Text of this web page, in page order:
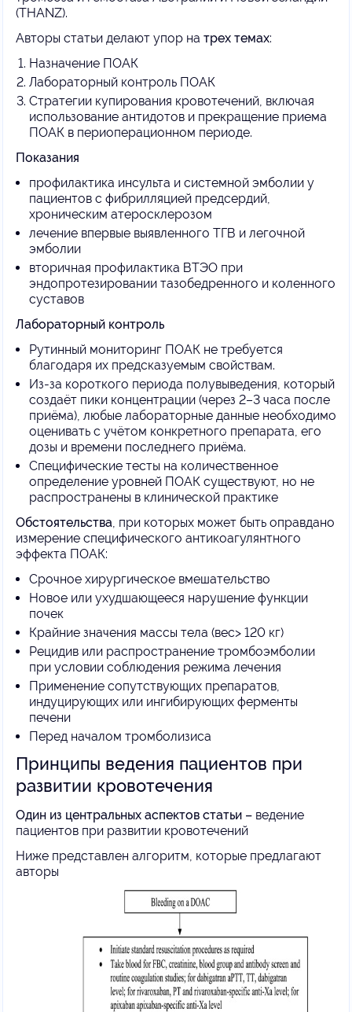
(THANZ).
Авторы статьи делают упор на трех темах:
Назначение ПОАК
Лабораторный контроль ПОАК
Стратегии купирования кровотечений, включая
использование антидотов и прекращение приема
ПОАК в периоперационном периоде.
Показания
профилактика инсульта и системной эмболии у
пациентов с фибрилляцией предсердий,
хроническим атеросклерозом
лечение впервые выявленного ТГВ и легочной
эмболии
вторичная профилактика ВТЭО при
эндопротезировании тазобедренного и коленного
суставов
Лабораторный контроль
Рутинный мониторинг ПОАК не требуется
благодаря их предсказуемым свойствам.
Из-за короткого периода полувыведения, который
создаёт пики концентрации (через 2–3 часа после
приёма), любые лабораторные данные необходимо
оценивать с учётом конкретного препарата, его
дозы и времени последнего приёма.
Специфические тесты на количественное
определение уровней ПОАК существуют, но не
распространены в клинической практике
Обстоятельства, при которых может быть оправдано
измерение специфического антикоагулянтного
эффекта ПОАК:
Срочное хирургическое вмешательство
Новое или ухудшающееся нарушение функции
почек
Крайние значения массы тела (вес> 120 кг)
Рецидив или распространение тромбоэмболии
при условии соблюдения режима лечения
Применение сопутствующих препаратов,
индуцирующих или ингибирующих ферменты
печени
Перед началом тромболизиса
Принципы ведения пациентов при
развитии кровотечения
Один из центральных аспектов статьи – ведение
пациентов при развитии кровотечений
Ниже представлен алгоритм, которые предлагают
авторы